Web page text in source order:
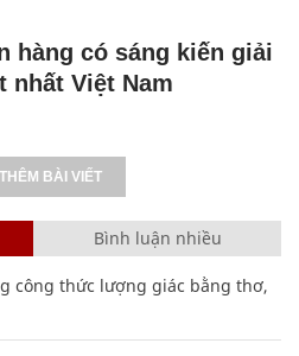
hàng có sáng kiến giải
nhất Việt Nam
BÀI VIẾT
Bình luận nhiều
công thức lượng giác bằng thơ,